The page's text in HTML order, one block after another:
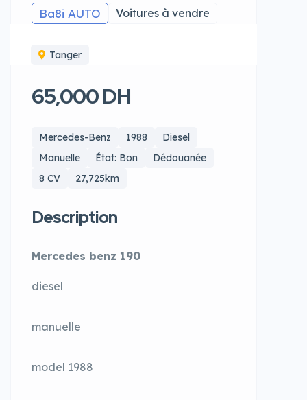
Ba8i AUTO Voitures à vendre
Tanger
65,000 DH
Mercedes-Benz 1988
Diesel
Manuelle
État: Bon
Dédouanée
8 CV
27,725km
Description
Mercedes benz 190
diesel
manuelle
model 1988